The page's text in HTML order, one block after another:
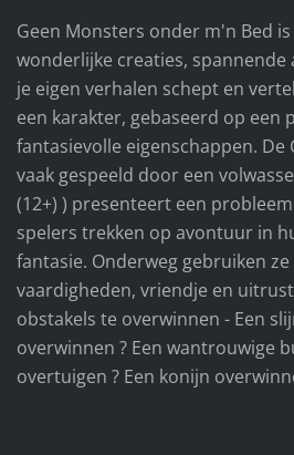
Geen Monsters onder m'n Bed
wonderlijke creaties,
je eigen verhalen schept en
een karakter, gebaseerd op een
fantasievolle eigenschappen. De
vaak gespeeld door een
(12+) ) presenteert een
spelers trekken op avontuur in
fantasie. Onderweg gebruiken
vaardigheden, vriendje en
obstakels te overwinnen - Een
overwinnen ? Een wantrouwige
overtuigen ? Een konijn